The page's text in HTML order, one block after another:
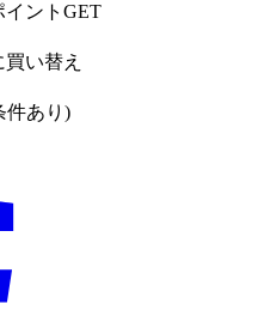
イントGET
い替え
件あり)